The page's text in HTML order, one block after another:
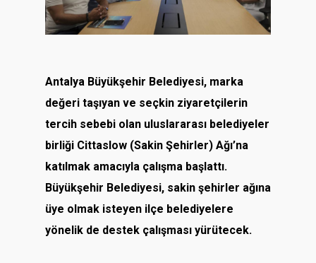
Antalya Büyükşehir Belediyesi, marka
değeri taşıyan ve seçkin ziyaretçilerin
tercih sebebi olan uluslararası belediyeler
birliği Cittaslow (Sakin Şehirler) Ağı’na
katılmak amacıyla çalışma başlattı.
Büyükşehir Belediyesi, sakin şehirler ağına
üye olmak isteyen ilçe belediyelere
yönelik de destek çalışması yürütecek.